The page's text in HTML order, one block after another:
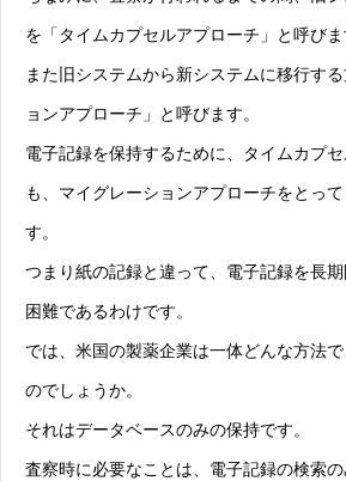
を「タイムカプセルアプローチ」と呼びま
また旧システムから新システムに移行す
ョンアプローチ」と呼びます。
電子記録を保持するために、タイムカプ
も、マイグレーションアプローチをとっ
す。
つまり紙の記録と違って、電子記録を長
困難であるわけです。
では、米国の製薬企業は一体どんな方法
のでしょうか。
それはデータベースのみの保持です。
査察時に必要なことは、電子記録の検索の